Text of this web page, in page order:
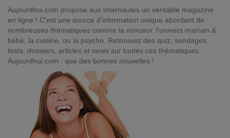
Aujourdhui.com propose aux internautes un véritable magazine
en ligne ! C'est une source d'information unique abordant de
nombreuses thématiques comme la minceur, l'univers maman &
bébé, la cuisine, ou la psycho. Retrouvez des quiz, sondages,
tests, dossiers, articles et news sur toutes ces thématiques.
Aujourdhui.com : que des bonnes nouvelles !